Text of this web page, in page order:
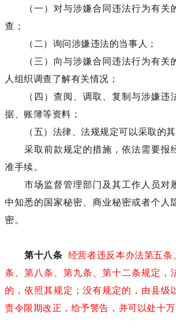
（一）对与涉嫌合同违法行为有
查；
（二）询问涉嫌违法的当事人；
（三）向与涉嫌合同违法行为有
人组织调查了解有关情况；
（四）查阅、调取、复制与涉嫌
据、账簿等资料；
（五）法律、法规规定可以采取的其
采取前款规定的措施，依法需要报
准手续。
市场监督管理部门及其工作人员对
中知悉的国家秘密、商业秘密或者个人
密。
第十八条 经营者违反本办法第五
条、第八条、第九条、第十二条规定，
的，依照其规定；没有规定的，由县级
责令限期改正，给予警告，并可以处十万